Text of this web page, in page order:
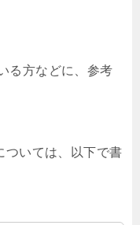
る方などに、参考
ついては、以下で書